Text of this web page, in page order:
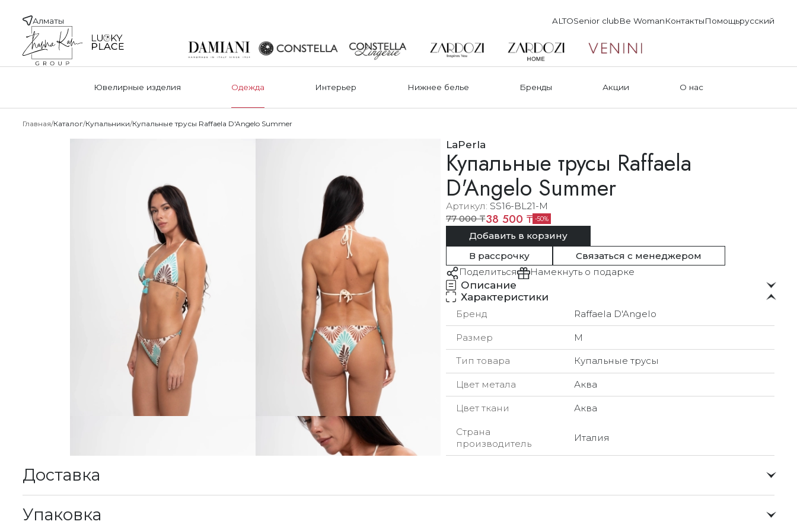
Алматы ALTOSenior clubBe WomanКонтактыПомощьрусский
Ювелирные изделия Одежда Интерьер Нижнее белье Бренды Акции О нас
Главная Каталог Купальники Купальные трусы Raffaela D'Angelo Summer
LaPerla
Купальные трусы Raffaela
D'Angelo Summer
Артикул SS16-BL21-M
77 000 ₸38 500 ₸ 50
Добавить в корзину
В рассрочку
Связаться с менеджером
Поделиться
Намекнуть о подарке
Описание
Характеристики
Бренд Raffaela D'Angelo
Размер M
Тип товара Купальные трусы
Цвет метала Аква
Цвет ткани Аква
Страна
производитель
Италия
Доставка
Упаковка